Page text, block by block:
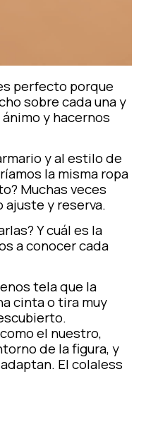
perfecto porque
sobre cada una y
y hacernos
y al estilo de
la misma ropa
Muchas veces
y reserva.
Y cuál es la
a conocer cada
tela que la
cinta o tira muy
el nuestro,
de la figura, y
El colaless